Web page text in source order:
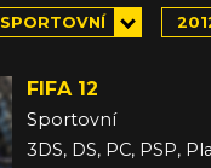
SPORTOVNÍ
FIFA 12
Sportovní
3DS, DS, PC, PSP,